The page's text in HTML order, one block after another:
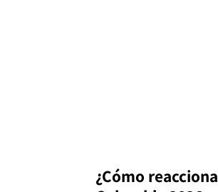
¿Cómo